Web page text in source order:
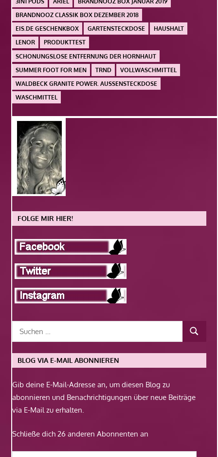
BRANDNOOZ CLASSIK BOX DEZEMBER 2018
EIS.DE GESCHENKBOX
GARTENSTECKDOSE
HAUSHALT
LENOR
PRODUKTTEST
SCHONUNGSLOSE ENTFERNUNG DER HORNHAUT
SUMMER FOOT FOR MEN
TRND
VOLLWASCHMITTEL
WALDBECK GRANITE POWER. AUSSENSTECKDOSE
WASCHMITTEL
FOLGE MIR HIER!
BLOG VIA E-MAIL ABONNIEREN
Gib deine E-Mail-Adresse an, um diesen Blog zu
abonnieren und Benachrichtigungen über neue Beiträge
via E-Mail zu erhalten.
Schließe dich 26 anderen Abonnenten an